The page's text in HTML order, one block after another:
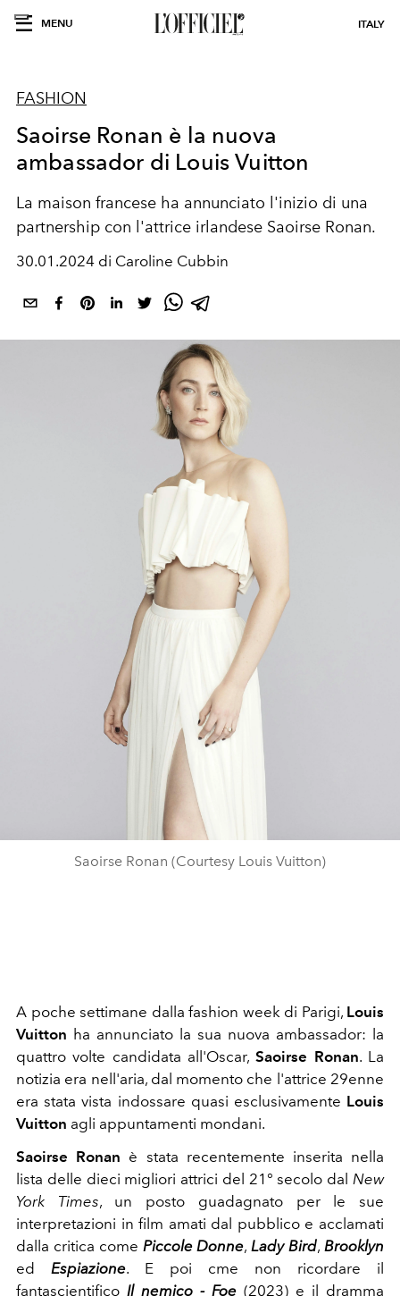
MENU ITALY
FASHION
Saoirse Ronan è la nuova
ambassador di Louis Vuitton
La maison francese ha annunciato l'inizio di una
partnership con l'attrice irlandese Saoirse Ronan.
30.01.2024 di Caroline Cubbin
Saoirse Ronan (Courtesy Louis Vuitton)
A poche settimane dalla fashion week di Parigi, Louis
Vuitton ha annunciato la sua nuova ambassador: la
quattro volte candidata all'Oscar,Saoirse Ronan. La
notizia era nell'aria, dal momento che l'attrice 29enne
era stata vista indossare quasi esclusivamente Louis
Vuitton agli appuntamenti mondani.
Saoirse Ronan è stata recentemente inserita nella
lista delle dieci migliori attrici del 21° secolo dal New
York Times, un posto guadagnato per le sue
interpretazioni in film amati dal pubblico e acclamati
dalla critica come Piccole Donne, Lady Bird, Brooklyn
ed
Espiazione. E poi cme non ricordare il
fantascientifico Il nemico - Foe (2023) e il dramma